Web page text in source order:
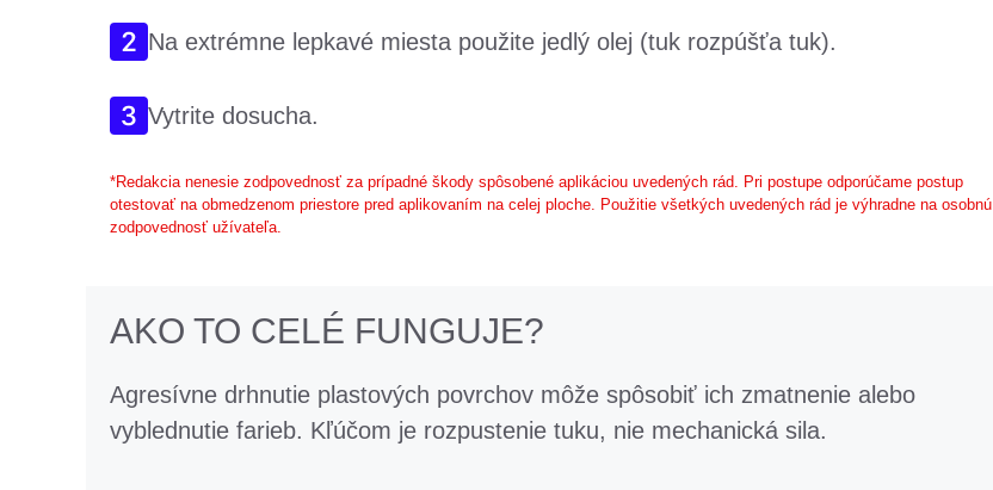
Na extrémne lepkavé miesta použite jedlý olej (tuk rozpúšťa tuk).
Vytrite dosucha.
*Redakcia nenesie zodpovednosť za prípadné škody spôsobené aplikáciou uvedených rád. Pri postupe odporúčame postup
otestovať na obmedzenom priestore pred aplikovaním na celej ploche. Použitie všetkých uvedených rád je výhradne na osobnú
zodpovednosť užívateľa.
AKO TO CELÉ FUNGUJE?
Agresívne drhnutie plastových povrchov môže spôsobiť ich zmatnenie alebo
vyblednutie farieb. Kľúčom je rozpustenie tuku, nie mechanická sila.